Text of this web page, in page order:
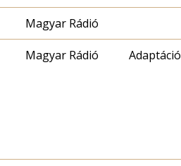
Magyar Rádió
Magyar Rádió Adaptáció